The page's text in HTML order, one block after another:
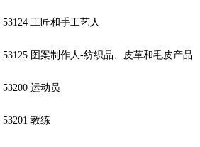
53124 工匠和手工艺人
53125 图案制作人-纺织品、皮革和毛皮产品
53200 运动员
53201 教练